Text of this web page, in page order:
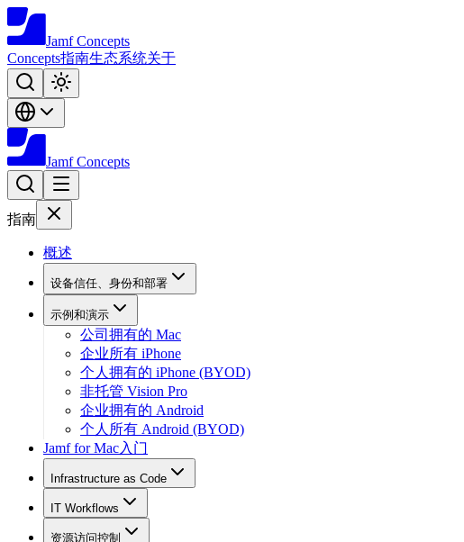
Jamf Concepts
Concepts指南生态系统关于
Jamf Concepts
指南
概述
设备信任、身份和部署
示例和演示
公司拥有的 Mac
企业所有 iPhone
个人拥有的 iPhone (BYOD)
非托管 Vision Pro
企业拥有的 Android
个人所有 Android (BYOD)
Jamf for Mac入门
Infrastructure as Code
IT Workflows
资源访问控制